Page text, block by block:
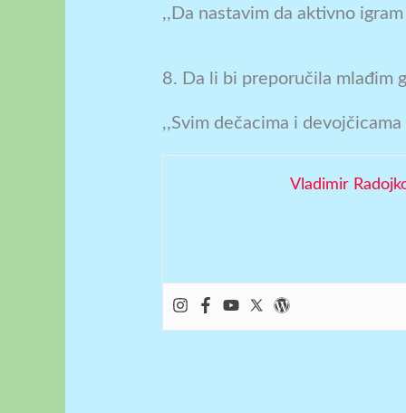
,,Da nastavim da aktivno
8. Da li bi preporučila mlađim
,,Svim dečacima i
Vladimir